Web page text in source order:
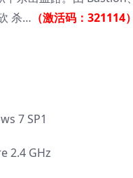
杀… （激活码：321114
7 SP1
2.4 GHz